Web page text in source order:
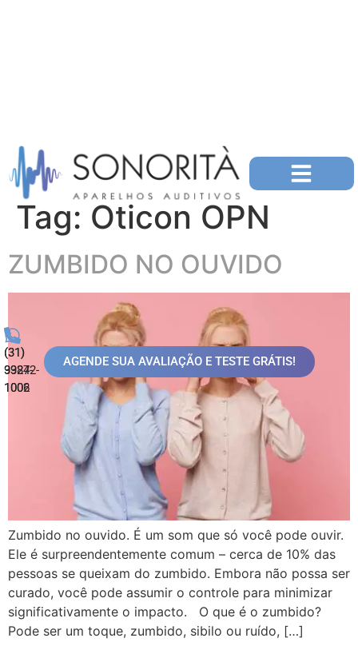
(31)
99872-
1006
(31)
3324-
1002
AGENDE SUA AVALIAÇÃO E TESTE GRÁTIS!
Tag: Oticon OPN
ZUMBIDO NO OUVIDO
Zumbido no ouvido. É um som que só você pode ouvir.
Ele é surpreendentemente comum – cerca de 10% das
pessoas se queixam do zumbido. Embora não possa ser
curado, você pode assumir o controle para minimizar
significativamente o impacto. O que é o zumbido?
Pode ser um toque, zumbido, sibilo ou ruído, […]